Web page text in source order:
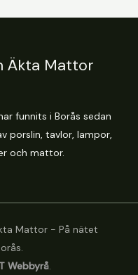
Äkta Mattor
funnits i Borås sedan
porslin, tavlor, lampor,
och mattor.
Mattor - På nätet
Webbyrå.